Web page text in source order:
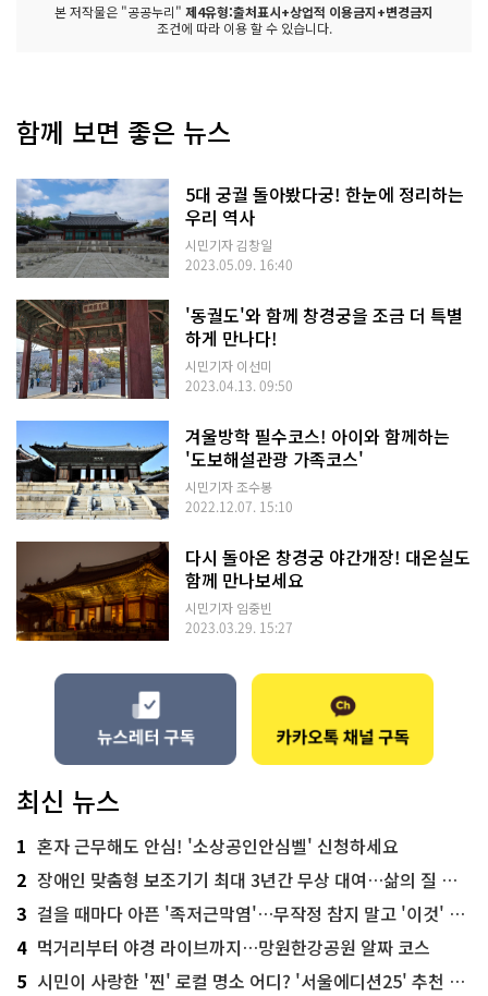
본 저작물은 "공공누리" 제4유형:출처표시+상업적 이용금지+변경금지
조건에 따라 이용 할 수 있습니다.
함께 보면 좋은 뉴스
5대 궁궐 돌아봤다궁! 한눈에 정리하는
우리 역사
시민기자 김창일
2023.05.09. 16:40
'동궐도'와 함께 창경궁을 조금 더 특별
하게 만나다!
시민기자 이선미
2023.04.13. 09:50
겨울방학 필수코스! 아이와 함께하는
'도보해설관광 가족코스'
시민기자 조수봉
2022.12.07. 15:10
다시 돌아온 창경궁 야간개장! 대온실도
함께 만나보세요
시민기자 임중빈
2023.03.29. 15:27
최신 뉴스
1 혼자 근무해도 안심! '소상공인안심벨' 신청하세요
2 장애인 맞춤형 보조기기 최대 3년간 무상 대여…삶의 질 높인다
3 걸을 때마다 아픈 '족저근막염'…무작정 참지 말고 '이것' 해보세요!
4 먹거리부터 야경 라이브까지…망원한강공원 알짜 코스
5 시민이 사랑한 '찐' 로컬 명소 어디? '서울에디션25' 추천 코스